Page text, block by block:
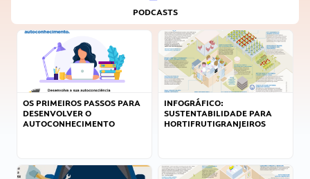
PODCASTS
OS PRIMEIROS PASSOS PARA
DESENVOLVER O
AUTOCONHECIMENTO
INFOGRÁFICO:
SUSTENTABILIDADE PARA
HORTIFRUTIGRANJEIROS